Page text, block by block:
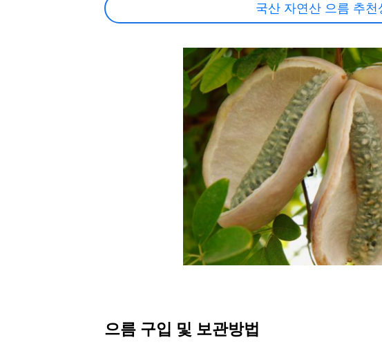
국산 자연산 으름 추천
으름 구입 및 보관방법